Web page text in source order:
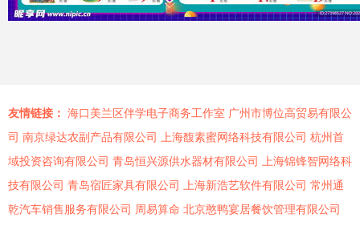
友情链接： 海口美兰区伴学电子商务工作室 广州市博位高贸易有限公
司 南京绿达农副产品有限公司 上海馥素蜜网络科技有限公司 杭州首
域投资咨询有限公司 青岛恒兴源供水器材有限公司
上海锦锋智网络科
技有限公司 青岛宿匠家具有限公司 上海新浩艺软件有限公司 常州通
乾汽车销售服务有限公司 周易算命 北京憨鸭宴居餐饮管理有限公司